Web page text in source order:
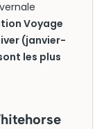
Voyage
(janvier-
les plus